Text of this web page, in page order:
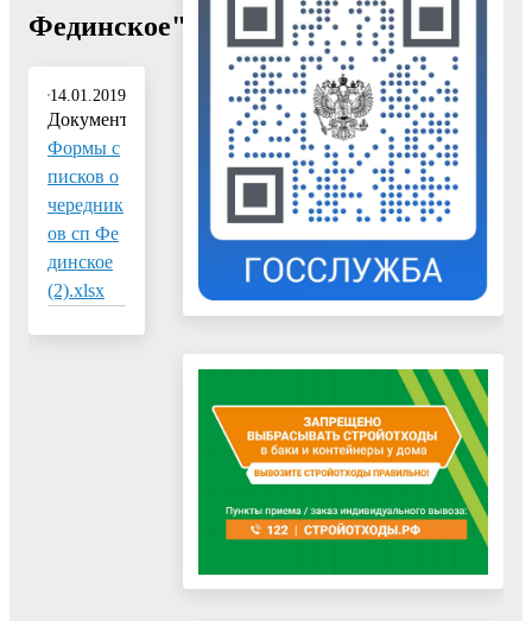
Фединское"
14.01.2019
Документ:
Формы с
писков о
чередник
ов сп Фе
динское
(2).xlsx